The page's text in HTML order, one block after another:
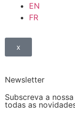
EN
FR
x
Newsletter
Subscreva a
todas as